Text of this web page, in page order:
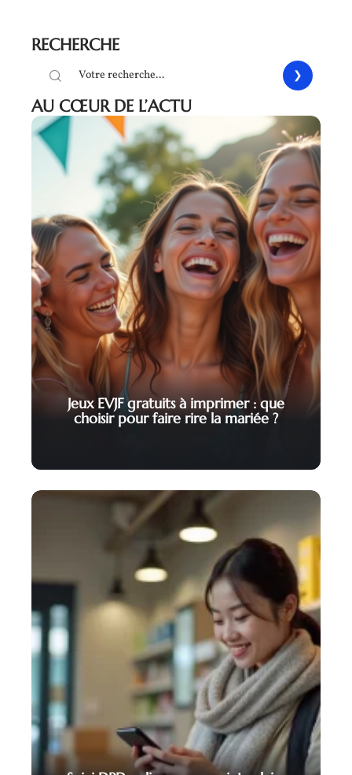
RECHERCHE
AU CŒUR DE L’ACTU
Jeux EVJF gratuits à imprimer : que
choisir pour faire rire la mariée ?